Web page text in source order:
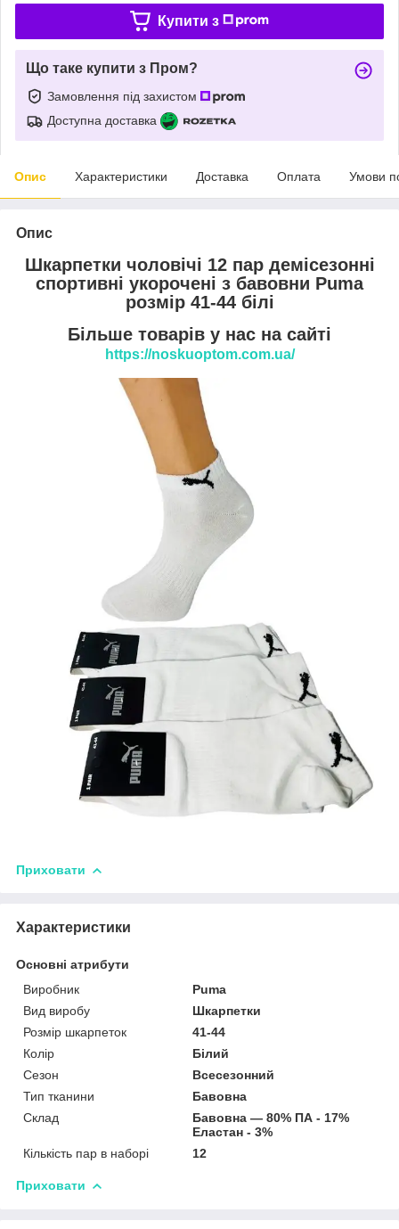
Купити з
Що таке купити з Пром?
Замовлення під захистом
Доступна доставка
Опис Характеристики Доставка Оплата Умови
Опис
Шкарпетки чоловічі 12 пар демісезонні
спортивні укорочені з бавовни Puma
розмір 41-44 білі
Більше товарів у нас на сайті
https://noskuoptom.com.ua/
Приховати
Характеристики
Основні атрибути
Виробник
Puma
Вид виробу
Шкарпетки
Розмір шкарпеток
41-44
Колір
Білий
Сезон
Всесезонний
Тип тканини
Бавовна
Склад
Бавовна — 80% ПА - 17%
Еластан - 3%
Кількість пар в наборі
12
Приховати